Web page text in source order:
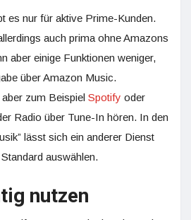
es nur für aktive Prime-Kunden.
auch prima ohne Amazons
aber einige Funktionen weniger,
über Amazon Music.
zum Beispiel Spotify oder
Radio über Tune-In hören. In den
lässt sich ein anderer Dienst
auswählen.
nutzen